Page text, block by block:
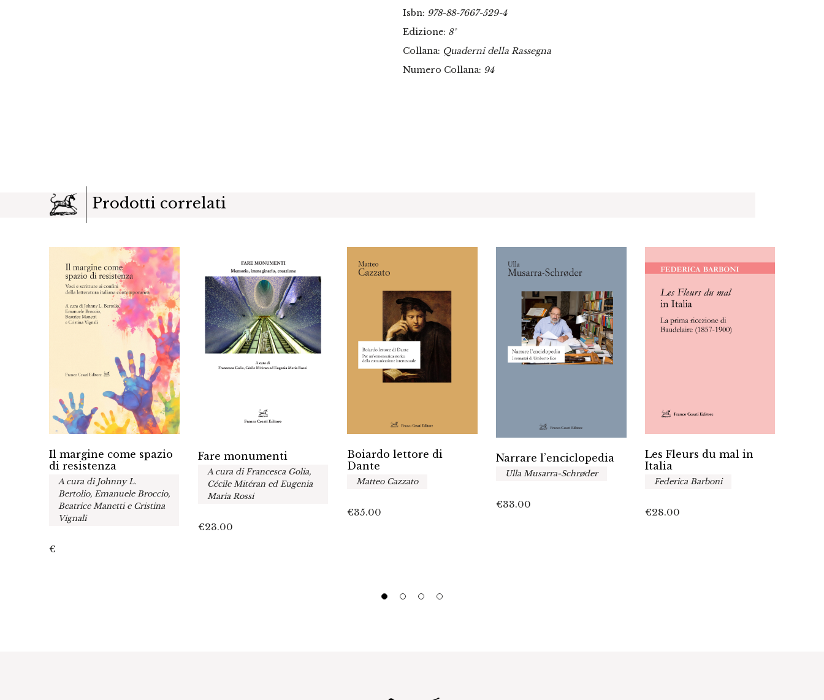
Isbn: 978-88-7667-529-4
Edizione: 8°
Collana: Quaderni della Rassegna
Numero Collana: 94
Prodotti correlati
Il margine come spazio
di resistenza
A cura di Johnny L.
Bertolio, Emanuele Broccio,
Beatrice Manetti e Cristina
Vignali
€
Fare monumenti
A cura di Francesca Golia,
Cécile Mitéran ed Eugenia
Maria Rossi
€23.00
Boiardo lettore di
Dante
Matteo Cazzato
€35.00
Narrare l’enciclopedia
Ulla Musarra-Schrøder
€33.00
Les Fleurs du mal in
Italia
Federica Barboni
€28.00